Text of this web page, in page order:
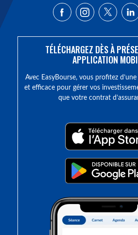
TÉLÉCHARGEZ DÈS À
APPLICATION
Avec EasyBourse, vous profitez
et efficace pour gérer vos
que votre contrat